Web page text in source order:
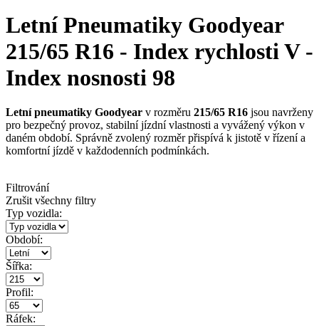
Letní Pneumatiky Goodyear
215/65 R16 - Index rychlosti V -
Index nosnosti 98
Letní pneumatiky Goodyear v rozměru 215/65 R16 jsou navrženy
pro bezpečný provoz, stabilní jízdní vlastnosti a vyvážený výkon v
daném období. Správně zvolený rozměr přispívá k jistotě v řízení a
komfortní jízdě v každodenních podmínkách.
Filtrování
Zrušit všechny filtry
Typ vozidla:
Období:
Šířka:
Profil:
Ráfek: